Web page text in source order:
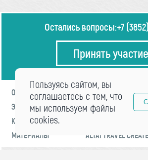
Остались вопросы:+7
Принять участие
О ФОРУМЕ
ПРОГРАММА
ЭКСПЕРТЫ
НОВОСТИ
КОНТАКТЫ
МАТЕРИАЛЫ
ALTAI TRAVEL CREATE
Пользуясь сайтом, вы
соглашаетесь с тем, что
мы используем файлы
cookies.